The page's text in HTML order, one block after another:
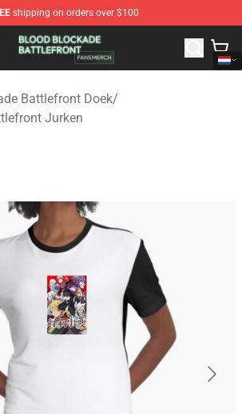
shipping on orders over $100
Battlefront Shop - Official Blood
Battlefront Doek/
Jurken